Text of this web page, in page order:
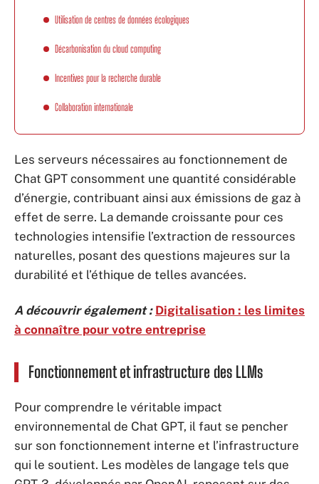
Utilisation de centres de données écologiques
Décarbonisation du cloud computing
Incentives pour la recherche durable
Collaboration internationale
Les serveurs nécessaires au fonctionnement de
Chat GPT consomment une quantité considérable
d’énergie, contribuant ainsi aux émissions de gaz à
effet de serre. La demande croissante pour ces
technologies intensifie l’extraction de ressources
naturelles, posant des questions majeures sur la
durabilité et l’éthique de telles avancées.
A découvrir également : Digitalisation : les limites
à connaître pour votre entreprise
Fonctionnement et infrastructure des LLMs
Pour comprendre le véritable impact
environnemental de Chat GPT, il faut se pencher
sur son fonctionnement interne et l’infrastructure
qui le soutient. Les modèles de langage tels que